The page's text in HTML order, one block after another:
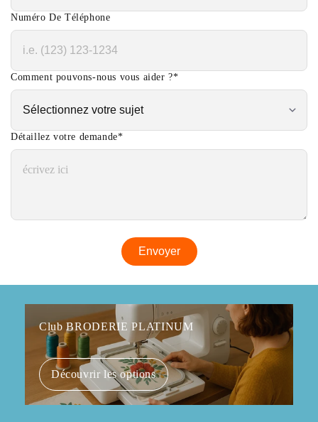
Numéro De Téléphone
Comment pouvons-nous vous aider ?*
Détaillez votre demande*
Club BRODERIE PLATINUM
Découvrir les options